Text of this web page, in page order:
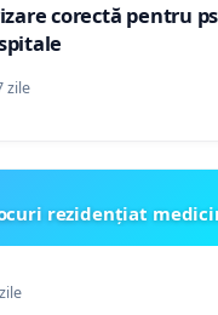
corectă pentru
zile
rezidențiat